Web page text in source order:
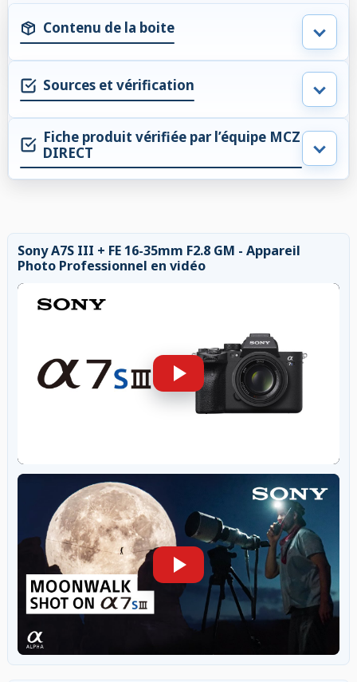
Contenu de la boite
Sources et vérification
Fiche produit vérifiée par l’équipe MCZ
DIRECT
Sony A7S III + FE 16-35mm F2.8 GM - Appareil
Photo Professionnel en vidéo